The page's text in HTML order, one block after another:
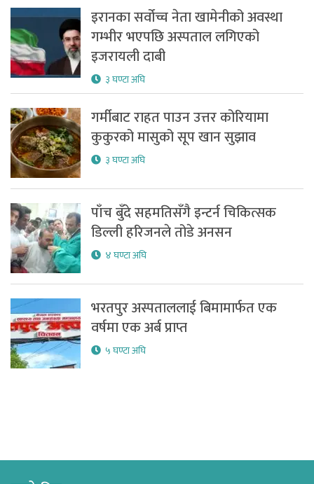
इरानका सर्वोच्च नेता खामेनीको अवस्था
गम्भीर भएपछि अस्पताल लगिएको
इजरायली दाबी
३ घण्टा अघि
गर्मीबाट राहत पाउन उत्तर कोरियामा
कुकुरको मासुको सूप खान सुझाव
३ घण्टा अघि
पाँच बुँदे सहमतिसँगै इन्टर्न चिकित्सक
डिल्ली हरिजनले तोडे अनसन
४ घण्टा अघि
भरतपुर अस्पताललाई बिमामार्फत एक
वर्षमा एक अर्ब प्राप्त
५ घण्टा अघि